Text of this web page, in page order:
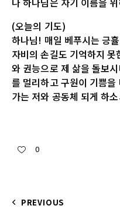
(오늘의 기도)
하나님! 매일 베푸시는 긍
자비의 손길도 기억하지
와 권능으로 제 삶을 돌보
를 멀리하고 구원이 기쁨
가는 저와 공동체 되게 하
0
PREVIOUS